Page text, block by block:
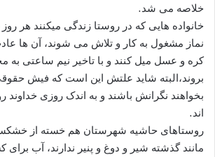
خلاصه می شد.
خانواده هایی که در روستا زندگی میکنند هر
نماز مشغول به کار و تلاش می شوند، آن ها
کره و عسل میل کنند و با تاخیر نیم ساعتی به
بروند،البته شاید علتش این است که فیش
بخواهند نگرانش باشند و به اندک روزی
اند.
روستاهای حاشیه شهرستان هم خسته از
مانند گذشته شیر و دوغ و پنیر ندارند، آب